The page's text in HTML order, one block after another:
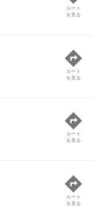
ルート
を見る
ルート
を見る
ルート
を見る
ルート
を見る